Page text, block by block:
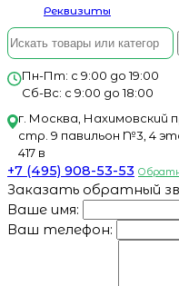
Реквизиты
Пн-Пт: с 9:00 до 19:00
Сб-Вс: с 9:00 до 18:00
г. Москва, Нахимовский
стр. 9 павильон №3, 4
417 в
+7 (495) 908-53-53
Заказать обратный
Ваше имя:
Ваш телефон: